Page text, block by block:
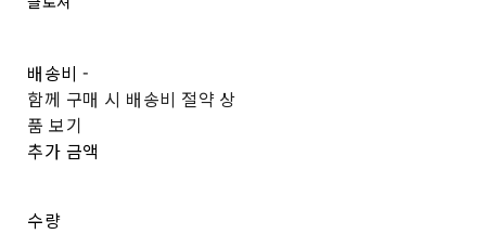
배송비-
함께 구매 시 배송비 절약 상
품 보기
추가 금액
수량